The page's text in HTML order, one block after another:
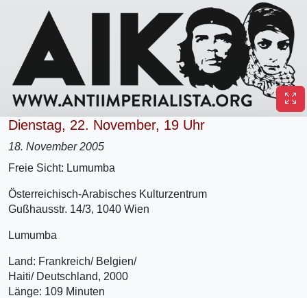
Dienstag, 22. November, 19 Uhr
18. November 2005
Freie Sicht: Lumumba
Österreichisch-Arabisches Kulturzentrum
Gußhausstr. 14/3, 1040 Wien
Lumumba
Land: Frankreich/ Belgien/
Haiti/ Deutschland, 2000
Länge: 109 Minuten